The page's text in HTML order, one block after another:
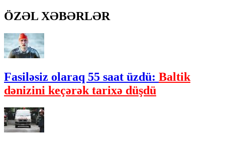
ÖZƏL XƏBƏRLƏR
Fasiləsiz olaraq 55 saat üzdü: Baltik
dənizini keçərək tarixə düşdü